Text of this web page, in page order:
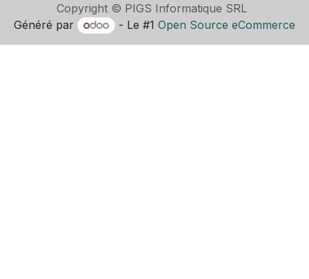
Copyright © PIGS Informatique SRL
Généré par
- Le #1 Open Source eCommerce